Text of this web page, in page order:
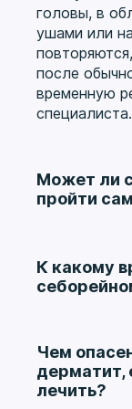
головы, в
ушами или
после
временную
специалиста.
Может ли
пройти
полностью
течению,
контроля
часто
К какому
волосистой
трихологу.
высыпаний и
Чем
дерматит,
лечить?